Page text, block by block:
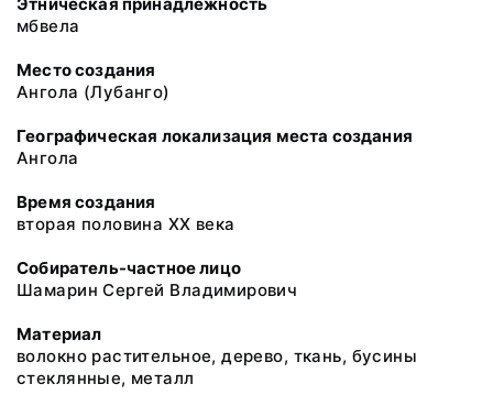
мбвела
Место создания
Ангола (Лубанго)
Географическая локализация места создания
Ангола
Время создания
вторая половина ХХ века
Собиратель-частное лицо
Шамарин Сергей Владимирович
Материал
волокно растительное, дерево, ткань, бусины
стеклянные, металл